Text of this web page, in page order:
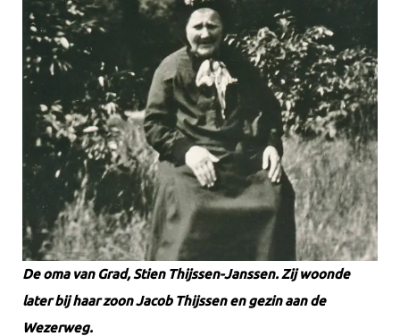
De oma van Grad, Stien Thijssen-Janssen. Zij woonde
later bij haar zoon Jacob Thijssen en gezin aan de
Wezerweg.